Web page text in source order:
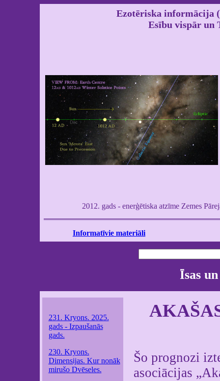
Ezotēriska informācija
Esību vispār un
2012. gads - enerģētiska atzīme Zemes
Informatīvie materiāli
Īsas
231. Kryons. 2025.
gads - Izpaušanās
gads.
230. Kryons.
Dimensijas. Kur nonāk
mirušo Dvēseles.
Šo prognozi
asociācijas